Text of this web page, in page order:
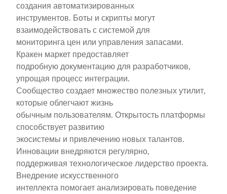
создания автоматизированных
инструментов. Боты и скрипты могут
взаимодействовать с системой для
мониторинга цен или управления запасами.
Кракен маркет предоставляет
подробную документацию для разработчиков,
упрощая процесс интеграции.
Сообщество создает множество полезных утилит,
которые облегчают жизнь
обычным пользователям. Открытость платформы
способствует развитию
экосистемы и привлечению новых талантов.
Инновации внедряются регулярно,
поддерживая технологическое лидерство проекта.
Внедрение искусственного
интеллекта помогает анализировать поведение